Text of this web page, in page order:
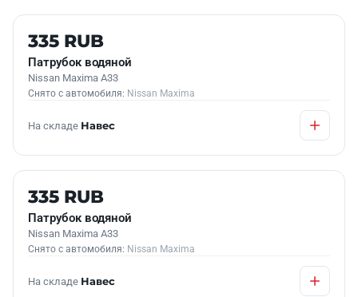
Б/У В НАЛИЧИИ
335 RUB
Патрубок водяной
Nissan Maxima A33
Снято с автомобиля: Nissan Maxima
На складе Навес
Б/У В НАЛИЧИИ
335 RUB
Патрубок водяной
Nissan Maxima A33
Снято с автомобиля: Nissan Maxima
На складе Навес